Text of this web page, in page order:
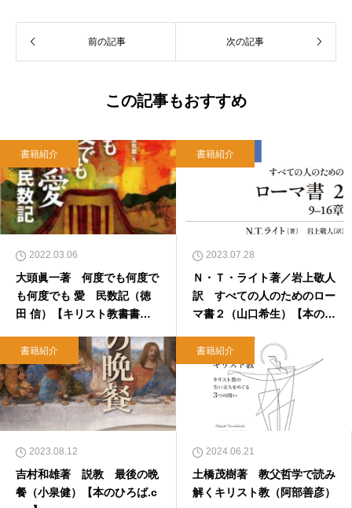
前の記事 次の記事
この記事もおすすめ
書籍紹介
2022.03.06
大頭眞一著 何度でも何度で
も何度でも 愛 民数記（徳
田 信）【キリスト教書書
書籍紹介
2023.07.28
Ｎ・Ｔ・ライト著／岩上敬人
訳 すべての人のためのロー
マ書２（山口希生）【本のひ
書籍紹介
2023.08.12
吉村和雄著 説教 最後の晩
餐（小泉健）【本のひろば.c
書籍紹介
2024.06.21
土橋茂樹著 教父哲学で読み
解くキリスト教（阿部善彦）